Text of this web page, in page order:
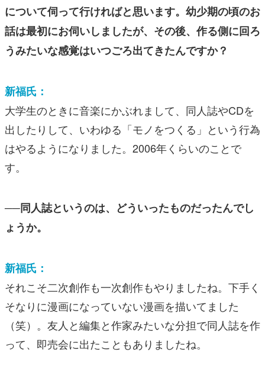
について伺って行ければと思います。幼少期の頃のお
話は最初にお伺いしましたが、その後、作る側に回ろ
うみたいな感覚はいつごろ出てきたんですか？
新福氏：
大学生のときに音楽にかぶれまして、同人誌やCDを
出したりして、いわゆる「モノをつくる」という行為
はやるようになりました。2006年くらいのことで
す。
──同人誌というのは、どういったものだったんでし
ょうか。
新福氏：
それこそ二次創作も一次創作もやりましたね。下手く
そなりに漫画になっていない漫画を描いてました
（笑）。友人と編集と作家みたいな分担で同人誌を作
って、即売会に出たこともありましたね。